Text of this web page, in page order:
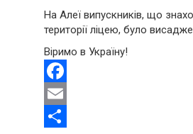
На Алеї випускників, що
території ліцею, було
Віримо в Україну!
Facebook
Email